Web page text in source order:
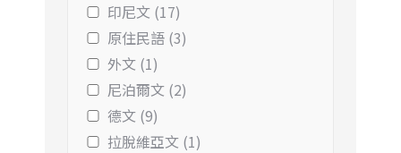
印尼文 (17)
原住民語 (3)
外文 (1)
尼泊爾文 (2)
德文 (9)
拉脫維亞文 (1)